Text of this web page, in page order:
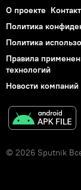
О проекте
Политика
Политика
Правила
технологий
Новости компаний
© 2026 Sputnik